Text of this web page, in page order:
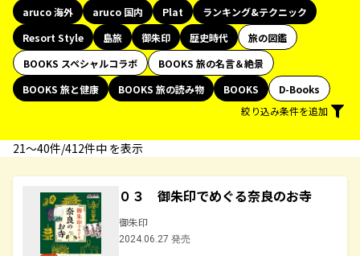
aruco 海外
aruco 国内 Plat
ランキング&テクニック
Resort Style
島旅 御朱印 歴史時代
旅の図鑑
BOOKS スペシャルコラボ
BOOKS 旅の名言＆絶景
BOOKS 旅と健康
BOOKS 旅の読み物 BOOKS
D-Books
絞り込み条件を追加
21〜40件/412件中 を表示
０３ 御朱印でめぐる奈良のお寺
御朱印
2024.06.27 発売